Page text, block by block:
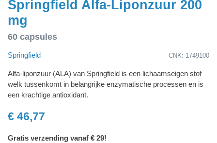
Springfield Alfa-Liponzuur 200
mg
60 capsules
Springfield CNK: 1749100
Alfa-liponzuur (ALA) van Springfield is een lichaamseigen stof
welk tussenkomt in belangrijke enzymatische processen en is
een krachtige antioxidant.
€ 46,77
Gratis verzending vanaf € 29!